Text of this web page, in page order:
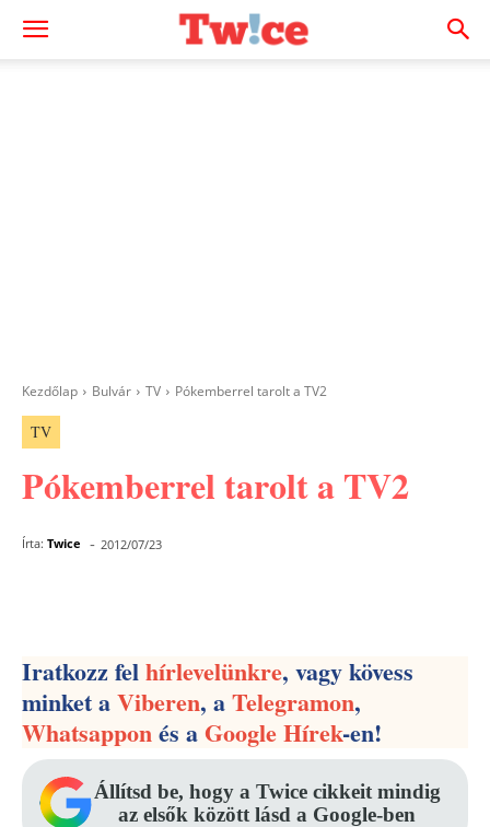
Kezdőlap Bulvár TV Pókemberrel tarolt a TV2
TV
Pókemberrel tarolt a TV2
Írta: Twice - 2012/07/23
Iratkozz felhírlevelünkre, vagy kövess
minket aViberen, aTelegramon,
Whatsapponés aGoogle Hírek-en!
Állítsd be, hogy a Twice cikkeit mindig
az elsők között lásd a Google-ben